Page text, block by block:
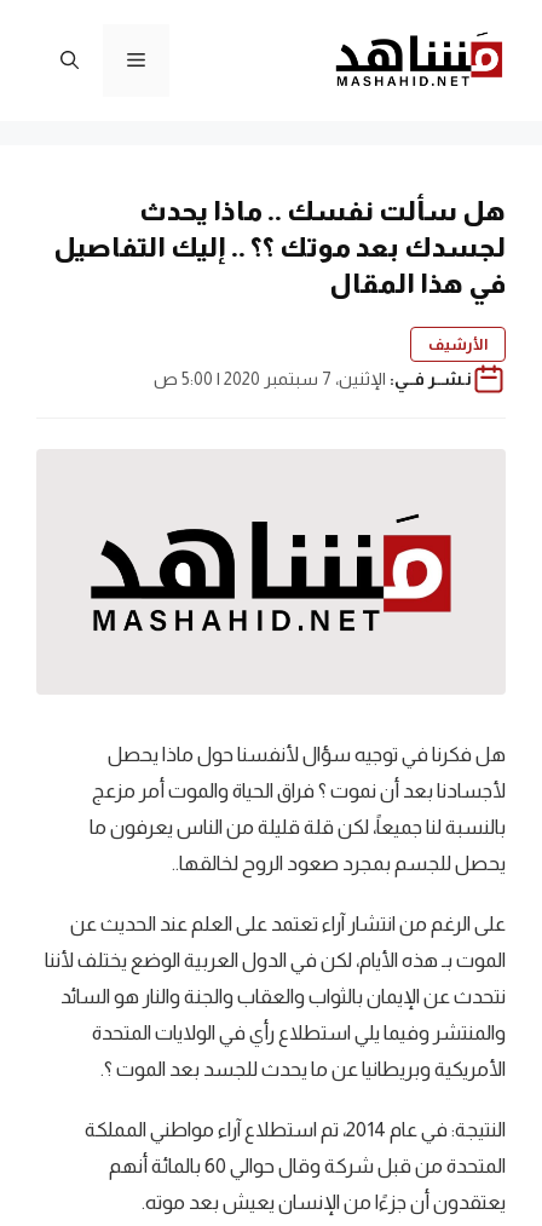
المحتوى
القائمة
هل سألت نفسك .. ماذا يحدث
لجسدك بعد موتك ؟؟ .. إليك التفاصيل
في هذا المقال
الأرشيف
نـشــر فــي: الإثنين، 7 سبتمبر 2020 | 5:00 ص
هل فكرنا في توجيه سؤال لأنفسنا حول ماذا يحصل
لأجسادنا بعد أن نموت ؟ فراق الحياة والموت أمر مزعج
بالنسبة لنا جميعاً، لكن قلة قليلة من الناس يعرفون ما
يحصل للجسم بمجرد صعود الروح لخالقها..
على الرغم من انتشار آراء تعتمد على العلم عند الحديث عن
الموت بـ هذه الأيام، لكن في الدول العربية الوضع يختلف لأننا
نتحدث عن الإيمان بالثواب والعقاب والجنة والنار هو السائد
والمنتشر وفيما يلي استطلاع رأي في الولايات المتحدة
الأمريكية وبريطانيا عن ما يحدث للجسد بعد الموت ؟.
النتيجة: في عام 2014، تم استطلاع آراء مواطني المملكة
المتحدة من قبل شركة وقال حوالي 60 بالمائة أنهم
يعتقدون أن جزءًا من الإنسان يعيش بعد موته.